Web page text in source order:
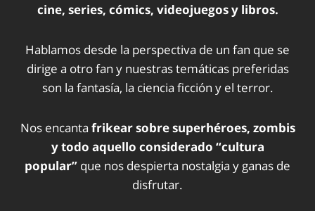
cine, series, cómics, videojuegos y libros.
Hablamos desde la perspectiva de un fan que se
dirige a otro fan y nuestras temáticas preferidas
son la fantasía, la ciencia ficción y el terror.
Nos encanta frikear sobre superhéroes, zombis
y todo aquello considerado “cultura
popular” que nos despierta nostalgia y ganas de
disfrutar.